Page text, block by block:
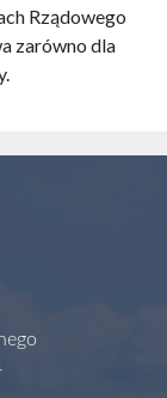
Rządowego
zarówno dla